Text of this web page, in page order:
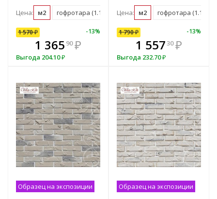
Цена: м2 гофротара (1.16 м2) мастербокс (38 м2)
1 570₽ -13%
1 365 90 ₽
Выгода 204.10₽
В комплекте
всегда выгоднее!
Цена: м2 гофротара (1.11 м2)
7% 1 790 -
1 61100
Выгода179
1 790₽ -13%
1 55730 ₽
Выгода 232.70₽
Образец на экспозиции Образец на экспозиции